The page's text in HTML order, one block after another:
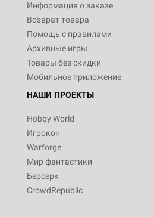
Информация о заказе
Возврат товара
Помощь с правилами
Архивные игры
Товары без скидки
Мобильное приложение
НАШИ ПРОЕКТЫ
Hobby World
Игрокон
Warforge
Мир фантастики
Берсерк
CrowdRepublic